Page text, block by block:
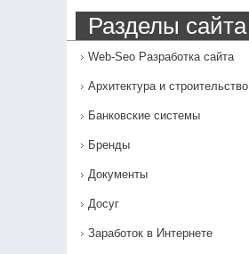
Разделы сайта
Web-Seo Разработка сайта
Архитектура и строительство
Банковские системы
Бренды
Документы
Досуг
Заработок в Интернете